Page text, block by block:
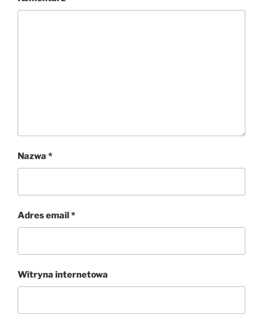
Nazwa *
Adres email*
Witryna internetowa